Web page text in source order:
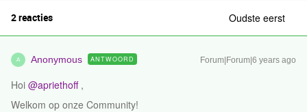
2 reacties Oudste eerst
A Anonymous ANTWOORD Forum|Forum|6 years ago
Hoi @apriethoff,
Welkom op onze Community!